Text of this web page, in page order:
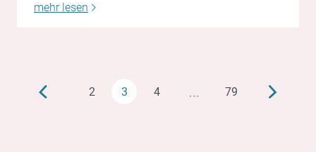
mehr lesen
2 3 4 … 79